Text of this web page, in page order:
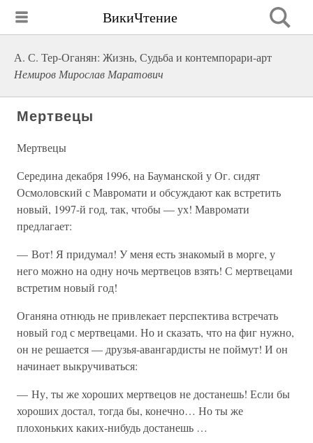
ВикиЧтение
А. С. Тер-Оганян: Жизнь, Судьба и контемпорари-арт
Немиров Мирослав Маратович
Мертвецы
Мертвецы
Середина декабря 1996, на Бауманской у Ог. сидят
Осмоловский с Мавромати и обсуждают как встретить
новый, 1997-й год, так, чтобы — ух! Мавромати
предлагает:
— Вот! Я придумал! У меня есть знакомый в морге, у
него можно на одну ночь мертвецов взять! С мертвецами
встретим новый год!
Оганяна отнюдь не привлекает перспектива встречать
новый год с мертвецами. Но и сказать, что на фиг нужно,
он не решается — друзья-авангардисты не поймут! И он
начинает выкручиваться:
— Ну, ты же хороших мертвецов не достанешь! Если бы
хороших достал, тогда бы, конечно… Но ты же
плохоньких каких-нибудь достанешь …